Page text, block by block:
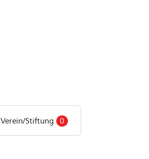
Verein/Stiftung 0